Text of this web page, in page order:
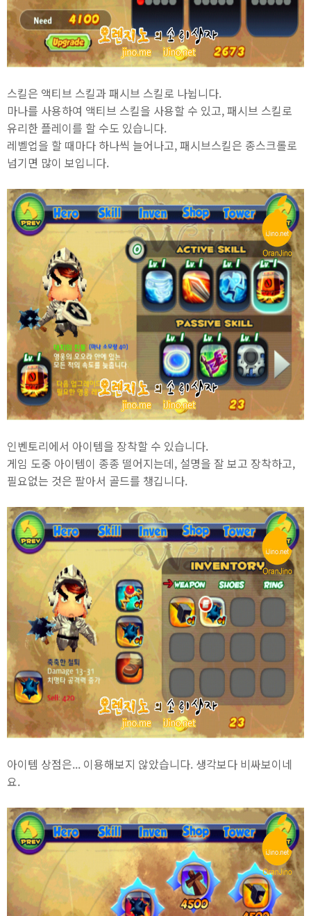
스킬은 액티브 스킬과 패시브 스킬로 나뉩니다.
마나를 사용하여 액티브 스킬을 사용할 수 있고, 패시브 스킬로
유리한 플레이를 할 수도 있습니다.
레벨업을 할 때마다 하나씩 늘어나고, 패시브스킬은 종스크롤로
넘기면 많이 보입니다.
인벤토리에서 아이템을 장착할 수 있습니다.
게임 도중 아이템이 종종 떨어지는데, 설명을 잘 보고 장착하고,
필요없는 것은 팔아서 골드를 챙깁니다.
아이템 상점은... 이용해보지 않았습니다. 생각보다 비싸보이네
요.